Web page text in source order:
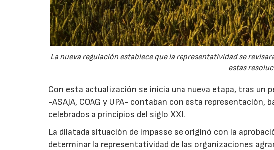
La nueva regulación establece que la representatividad se
estas
Con esta actualización se inicia una nueva etapa, tras un
-ASAJA, COAG y UPA- contaban con esta
celebrados a principios del siglo XXI.
La dilatada situación de impasse se originó con la
determinar la representatividad de las organizaciones